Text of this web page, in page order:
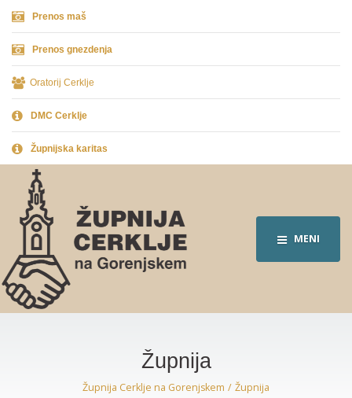
Prenos maš
Prenos gnezdenja
Oratorij Cerklje
DMC Cerklje
Župnijska karitas
MENI
Župnija
Župnija Cerklje na Gorenjskem Župnija